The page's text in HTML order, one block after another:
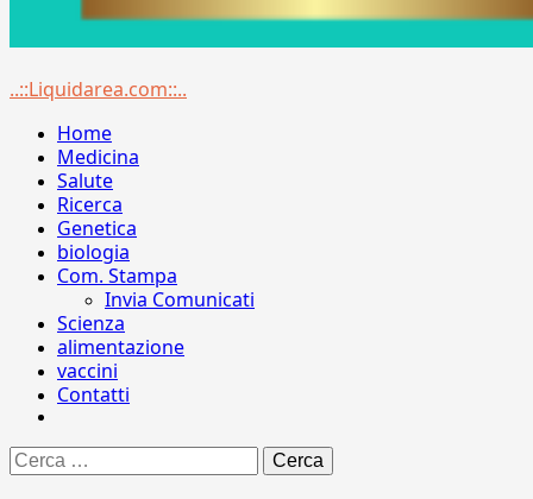
Menu
..::Liquidarea.com::..
Home
Medicina
Salute
Ricerca
Genetica
biologia
Com. Stampa
Invia Comunicati
Scienza
alimentazione
vaccini
Contatti
Ricerca
per: